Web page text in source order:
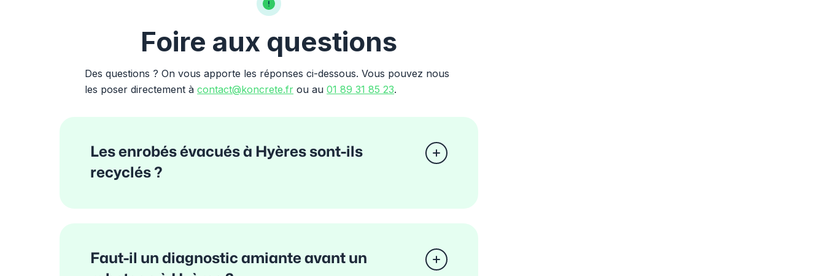
Foire aux questions
Des questions ? On vous apporte les réponses ci-dessous. Vous pouvez nous
les poser directement àcontact@koncrete.fr ou au01 89 31 85 23.
Les enrobés évacués à Hyères sont-ils
recyclés ?
Faut-il un diagnostic amiante avant un